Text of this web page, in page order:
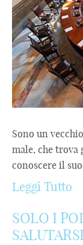
Sono un
male, che trova
conoscere il suo
Leggi Tutto
SOLO I